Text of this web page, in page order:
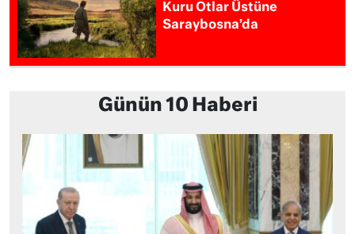
Kuru Otlar Üstüne
Saraybosna’da
Günün 10 Haberi